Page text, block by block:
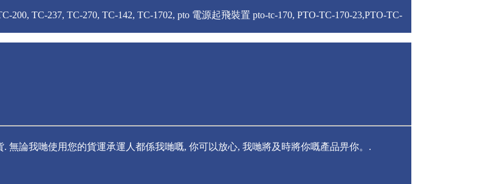
200, TC-237, TC-270, TC-142, TC-1702, pto 電源起飛裝置 pto-tc-170, PTO-TC-170-23,PTO-TC-
無論我哋使用您的貨運承運人都係我哋嘅, 你可以放心, 我哋將及時將你嘅產品畀你。.